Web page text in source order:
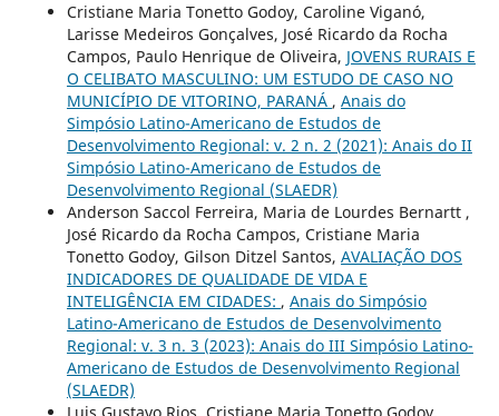
Cristiane Maria Tonetto Godoy, Caroline Viganó,
Larisse Medeiros Gonçalves, José Ricardo da Rocha
Campos, Paulo Henrique de Oliveira, JOVENS RURAIS E
O CELIBATO MASCULINO: UM ESTUDO DE CASO NO
MUNICÍPIO DE VITORINO, PARANÁ , Anais do
Simpósio Latino-Americano de Estudos de
Desenvolvimento Regional: v. 2 n. 2 (2021): Anais do II
Simpósio Latino-Americano de Estudos de
Desenvolvimento Regional (SLAEDR)
Anderson Saccol Ferreira, Maria de Lourdes Bernartt ,
José Ricardo da Rocha Campos, Cristiane Maria
Tonetto Godoy, Gilson Ditzel Santos, AVALIAÇÃO DOS
INDICADORES DE QUALIDADE DE VIDA E
INTELIGÊNCIA EM CIDADES: , Anais do Simpósio
Latino-Americano de Estudos de Desenvolvimento
Regional: v. 3 n. 3 (2023): Anais do III Simpósio Latino-
Americano de Estudos de Desenvolvimento Regional
(SLAEDR)